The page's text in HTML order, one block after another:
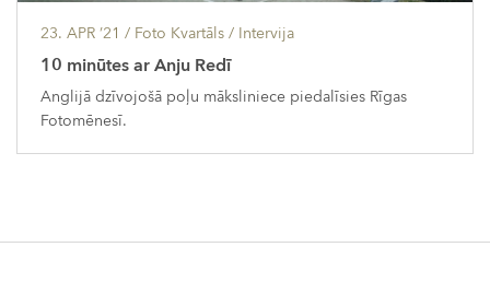
23. APR ’21 / Foto Kvartāls / Intervija
10 minūtes ar Anju Redī
Anglijā dzīvojošā poļu māksliniece piedalīsies Rīgas
Fotomēnesī.